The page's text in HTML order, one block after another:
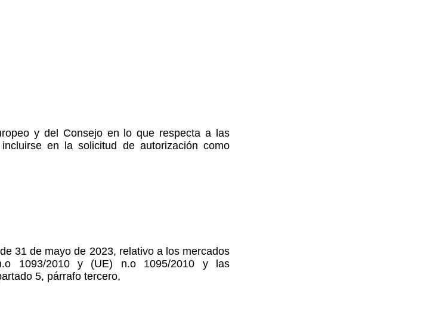
y del Consejo en lo que respecta a las
en la solicitud de autorización como
31 de mayo de 2023, relativo a los mercados
1093/2010 y (UE) n.o 1095/2010 y las
5, párrafo tercero,